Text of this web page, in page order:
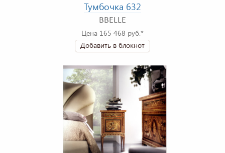
Тумбочка 632
BBELLE
Цена 165 468 руб.*
Добавить в блокнот